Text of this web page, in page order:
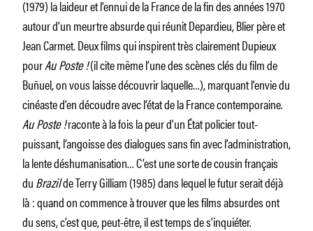
(1979) la laideur et l’ennui de la France de la fin des années 1970
autour d’un meurtre absurde qui réunit Depardieu, Blier père et
Jean Carmet. Deux films qui inspirent très clairement Dupieux
pourAu Poste !(il cite même l’une des scènes clés du film de
Buñuel, on vous laisse découvrir laquelle…), marquant l’envie du
cinéaste d’en découdre avec l’état de la France contemporaine.
Au Poste !raconte à la fois la peur d’un État policier tout-
puissant, l’angoisse des dialogues sans fin avec l’administration,
la lente déshumanisation… C’est une sorte de cousin français
duBrazilde Terry Gilliam (1985) dans lequel le futur serait déjà
là : quand on commence à trouver que les films absurdes ont
du sens, c’est que, peut-être, il est temps de s’inquiéter.